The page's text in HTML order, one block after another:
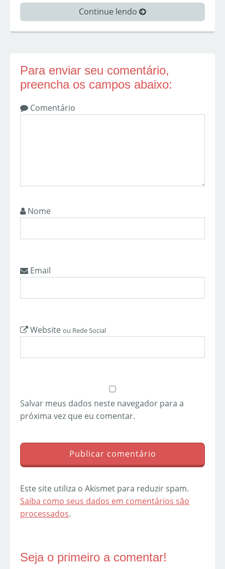
Continue lendo
Para enviar seu comentário,
preencha os campos abaixo:
Comentário
Nome
Email
Website ou Rede Social
Salvar meus dados neste navegador para a
próxima vez que eu comentar.
Este site utiliza o Akismet para reduzir spam.
Saiba como seus dados em comentários são
processados.
Seja o primeiro a comentar!